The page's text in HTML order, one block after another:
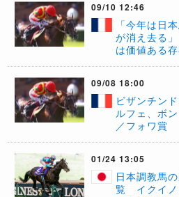
09/10 12:46
「今年は日
が消え去る
は価値ある
09/08 18:00
ビザンチン
ルフェ、ボ
／フォワ賞
01/24 13:05
日本調教馬
覧 イクイノ